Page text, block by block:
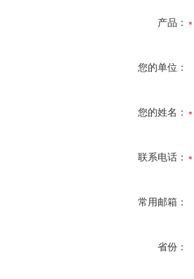
产品：
您的单位：
您的姓名：
联系电话：
常用邮箱：
省份：